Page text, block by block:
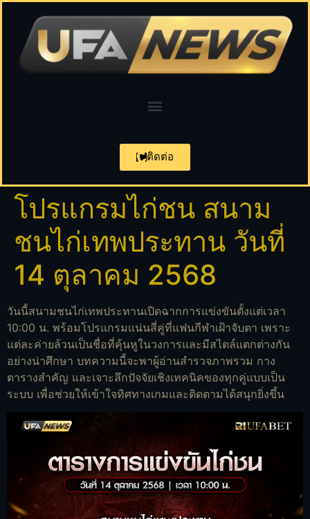
ติดต่อ
โปรแกรมไก่ชน สนาม
ชนไก่เทพประทาน วันที่
14 ตุลาคม 2568
วันนี้สนามชนไก่เทพประทานเปิดฉากการแข่งขันตั้งแต่เวลา
10:00 น. พร้อมโปรแกรมแน่นสี่คู่ที่แฟนกีฬาเฝ้าจับตา เพราะ
แต่ละค่ายล้วนเป็นชื่อที่คุ้นหูในวงการและมีสไตล์แตกต่างกัน
อย่างน่าศึกษา บทความนี้จะพาผู้อ่านสำรวจภาพรวม กาง
ตารางสำคัญ และเจาะลึกปัจจัยเชิงเทคนิคของทุกคู่แบบเป็น
ระบบ เพื่อช่วยให้เข้าใจทิศทางเกมและติดตามได้สนุกยิ่งขึ้น